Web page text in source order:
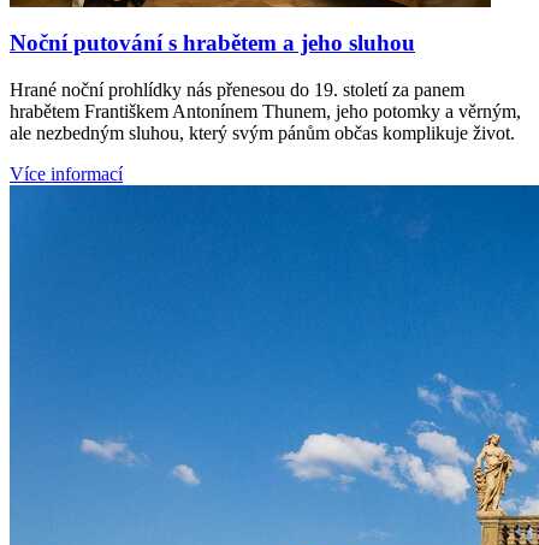
Noční putování s hrabětem a jeho sluhou
Hrané noční prohlídky nás přenesou do 19. století za panem
hrabětem Františkem Antonínem Thunem, jeho potomky a věrným,
ale nezbedným sluhou, který svým pánům občas komplikuje život.
Více informací